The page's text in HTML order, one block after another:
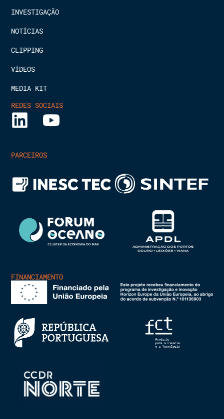
INVESTIGAÇÃO
NOTÍCIAS
CLIPPING
VÍDEOS
MEDIA KIT
REDES SOCIAIS
PARCEIROS
FINANCIAMENTO